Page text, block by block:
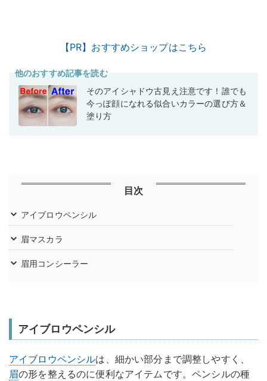
【PR】おすすめショップはこちら
他のおすすめ記事を読む
そのアイシャドウ古見え注意です！誰でも
今っぽ顔になれる似合いカラーの選び方＆
塗り方
目次
アイブロウペンシル
眉マスカラ
眉用コンシーラー
アイブロウペンシル
アイブロウペンシルは、細かい部分まで調整しやすく、
眉の形を整えるのに便利なアイテムです。ペンシルの種